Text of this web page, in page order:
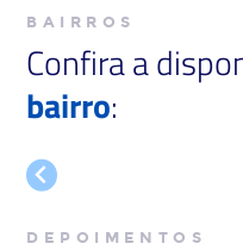
BAIRROS
Confira a
bairro: